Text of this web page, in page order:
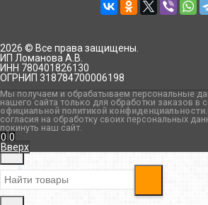
2026 © Все права защищены.
ИП Ломанова А.В.
ИНН 780401826130
ОГРНИП 318784700006198
Мы получаем и обрабатываем персональные
нашего сайта только для обработки заказов в
официальной политикой конфиденциальности
согласия на обработку своих персональных
покинуть наш сайт.
0 0
Вверх